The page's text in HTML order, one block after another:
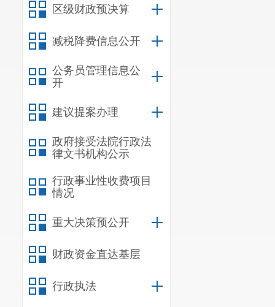
区级财政预决算
减税降费信息公开
公务员管理信息公
开
建议提案办理
政府接受法院行政法
律文书机构公示
行政事业性收费项目
情况
重大决策预公开
财政资金直达基层
行政执法